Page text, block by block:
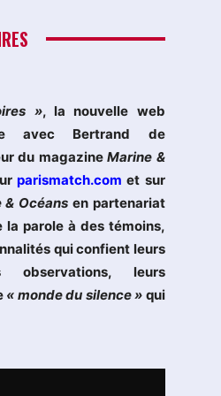
», la nouvelle web
avec Bertrand de
du magazineMarine &
parismatch.com et sur
& Océans en partenariat
la parole à des témoins,
qui confient leurs
observations, leurs
« monde du silence » qui